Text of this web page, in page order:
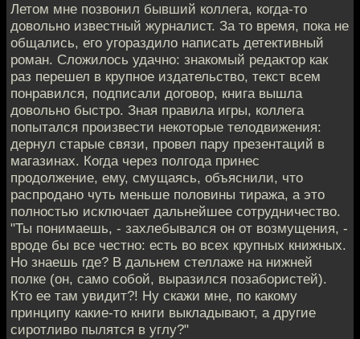
Летом мне позвонил бывший коллега, когда-то
довольно известный журналист. За то время, пока не
общались, его угораздило написать детективный
роман. Сложилось удачно: знакомый редактор как
раз перешел в крупное издательство, текст всем
понравился, подписали договор, книга вышла
довольно быстро. Зная правила игры, коллега
попытался произвести некоторые телодвижения:
дернул старые связи, провел пару презентаций в
магазинах. Когда через полгода принес
продолжение, ему, смущаясь, объяснили, что
распродано чуть меньше половины тиража, а это
полностью исключает дальнейшее сотрудничество.
"Ты понимаешь, - захлебывался он от возмущения, -
вроде бы все честно: есть во всех крупных книжных.
Но знаешь где? В дальнем стеллаже на нижней
полке (он, само собой, выразился позабористей).
Кто ее там увидит?! Ну скажи мне, по какому
принципу какие-то книги выкладывают, а другие
сиротливо пылятся в углу?"